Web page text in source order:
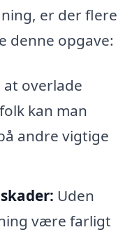
er der flere
denne opgave:
at overlade
kan man
andre vigtige
Uden
være farligt